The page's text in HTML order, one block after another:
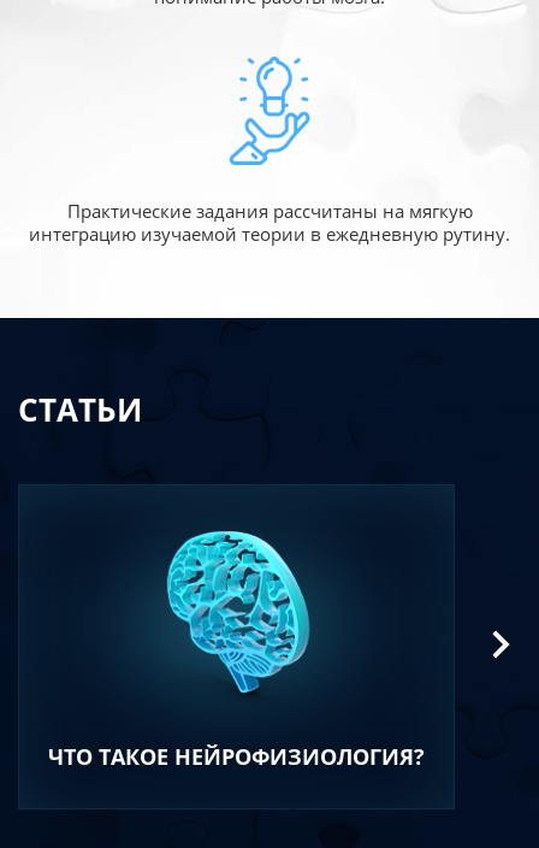
Практические задания рассчитаны на мягкую
интеграцию изучаемой теории в ежедневную рутину.
СТАТЬИ
ЧТО ТАКОЕ НЕЙРОФИЗИОЛОГИЯ?